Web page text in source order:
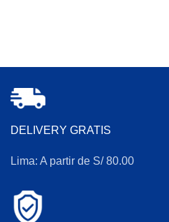
DELIVERY GRATIS
Lima: A partir de S/ 80.00